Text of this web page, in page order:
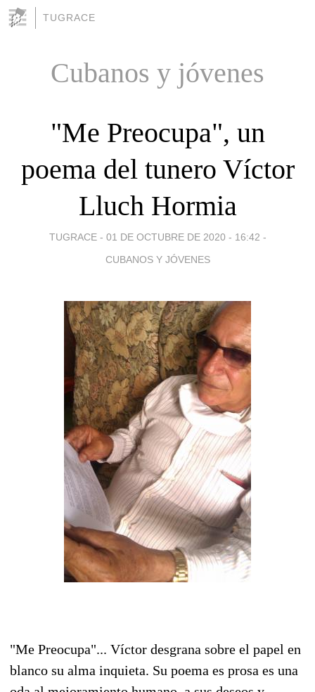
TUGRACE
Cubanos y jóvenes
"Me Preocupa", un
poema del tunero Víctor
Lluch Hormia
TUGRACE - 01 DE OCTUBRE DE 2020 - 16:42 -
CUBANOS Y JÓVENES
"Me Preocupa"... Víctor desgrana sobre el papel en
blanco su alma inquieta. Su poema es prosa es una